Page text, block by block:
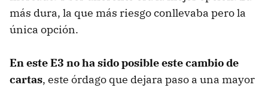
más dura, la que más riesgo conllevaba pero la
única opción.
En este E3 no ha sido posible este cambio de
cartas, este órdago que dejara paso a una mayor